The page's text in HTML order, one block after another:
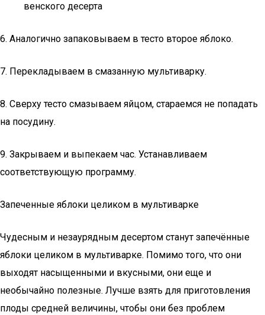
венского десерта
6. Аналогично запаковываем в тесто второе яблоко.
7. Перекладываем в смазанную мультиварку.
8. Сверху тесто смазываем яйцом, стараемся не попадать
на посудину.
9. Закрываем и выпекаем час. Устанавливаем
соответствующую программу.
Запеченные яблоки целиком в мультиварке
Чудесным и незаурядным десертом станут запечённые
яблоки целиком в мультиварке. Помимо того, что они
выходят насыщенными и вкусными, они еще и
необычайно полезные. Лучше взять для приготовления
плоды средней величины, чтобы они без проблем